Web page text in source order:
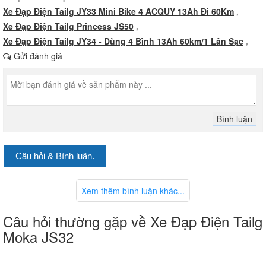
Xe Đạp Điện Tailg JY33 Mini Bike 4 ACQUY 13Ah Đi 60Km ,
Xe Đạp Điện Tailg Princess JS50 ,
Xe Đạp Điện Tailg JY34 - Dùng 4 Bình 13Ah 60km/1 Lần Sạc ,
Gửi đánh giá
Câu hỏi & Bình luận.
Xem thêm bình luận khác...
Câu hỏi thường gặp về Xe Đạp Điện Tailg
Moka JS32